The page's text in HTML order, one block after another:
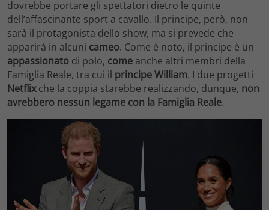
dovrebbe portare gli spettatori dietro le quinte
dell’affascinante sport a cavallo. Il principe, però, non
sarà il protagonista dello show, ma si prevede che
apparirà in alcuni cameo. Come è noto, il principe è un
appassionato di polo, come anche altri membri della
Famiglia Reale, tra cui il principe William. I due progetti
Netflixche la coppia starebbe realizzando, dunque, non
avrebbero nessun legame con la Famiglia Reale.